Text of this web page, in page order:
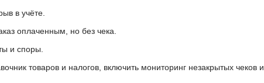
в учёте.
оплаченным, но без чека.
и споры.
товаров и налогов, включить мониторинг незакрытых чеков и